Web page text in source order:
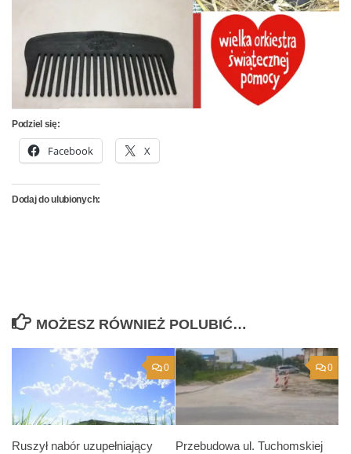
Podziel się:
Facebook X
Dodaj do ulubionych:
MOŻESZ RÓWNIEŻ POLUBIĆ…
0
Ruszył nabór uzupełniający
0
Przebudowa ul. Tuchomskiej